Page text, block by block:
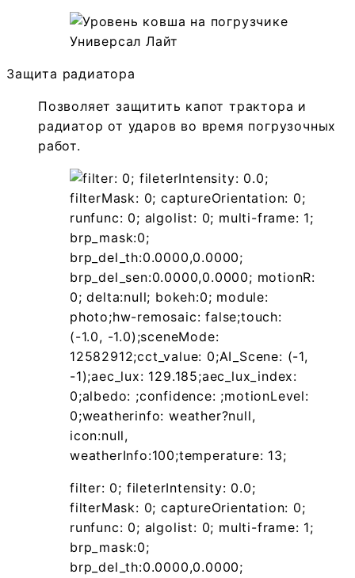
Защита радиатора
Позволяет защитить капот трактора и
радиатор от ударов во время погрузочных
работ.
filter: 0; fileterIntensity: 0.0;
filterMask: 0; captureOrientation: 0;
runfunc: 0; algolist: 0; multi-frame: 1;
brp_mask:0;
brp_del_th:0.0000,0.0000;